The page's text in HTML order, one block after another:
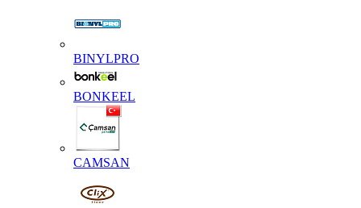
BINYLPRO
BONKEEL
CAMSAN